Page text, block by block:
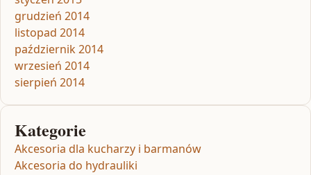
grudzień 2014
listopad 2014
październik 2014
wrzesień 2014
sierpień 2014
Kategorie
Akcesoria dla kucharzy i barmanów
Akcesoria do hydrauliki